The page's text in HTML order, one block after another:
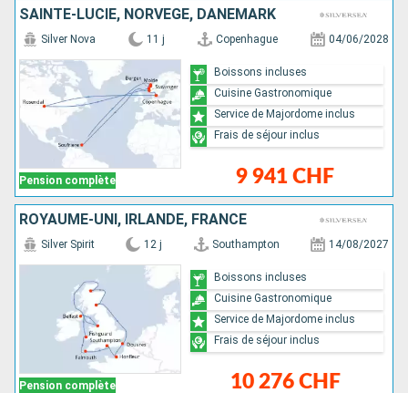
SAINTE-LUCIE, NORVÈGE, DANEMARK
Pension complète
Silver Nova 11 j Copenhague 04/06/2028
9 941 CHF
Boissons incluses
Cuisine Gastronomique
Service de Majordome inclus
Frais de séjour inclus
ROYAUME-UNI, IRLANDE, FRANCE
Pension complète
Silver Spirit 12 j Southampton 14/08/2027
10 276 CHF
Boissons incluses
Cuisine Gastronomique
Service de Majordome inclus
Frais de séjour inclus